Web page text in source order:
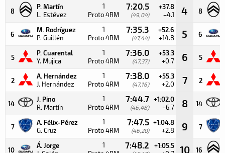
8
P. Martín
L. Estévez
1
Proto 4RM
7:20.5
(49,04)
+37.8
+4.1 4 8
6
M. Rodríguez
P. Guillén
1
Proto 4RM
7:35.3
(47,44)
+52.6
+14.8 5 6
5
P. Cuarental
Y. Mujica
1
Proto 4RM
7:36.0
(47,37)
+53.3
+0.7 6 5
2
A. Hernández
J. Hernández
1
Proto 4RM
7:38.0
(47,16)
+55.3
+2.0 7 2
14
J. Pino
R. Martín
1
Proto 4RM
7:44.7
(46,48)
+1:02.0
+6.7 8 14
7
A. Félix-Pérez
G. Cruz
1
Proto 4RM
7:47.5
(46,20)
+1:04.8
+2.8 9 7
10
Á. Jorge
1
7:48.2 +1:05.5 10 16